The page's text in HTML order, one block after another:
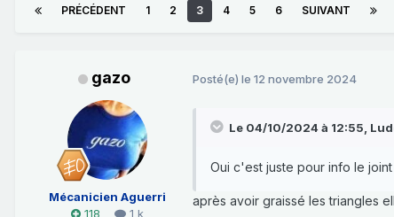
PRÉCÉDENT 1 2 3 4 5 6 SUIVANT
gazo
Mécanicien Aguerri
118
1 k
Posté(e) le 12 novembre 2024
Le 04/10/2024 à 12:55,
Oui c'est juste pour info le
après avoir graissé les triangles